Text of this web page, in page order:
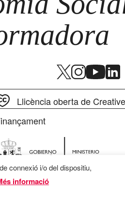
Llicència oberta de
connexió i/o del dispositiu,
informació